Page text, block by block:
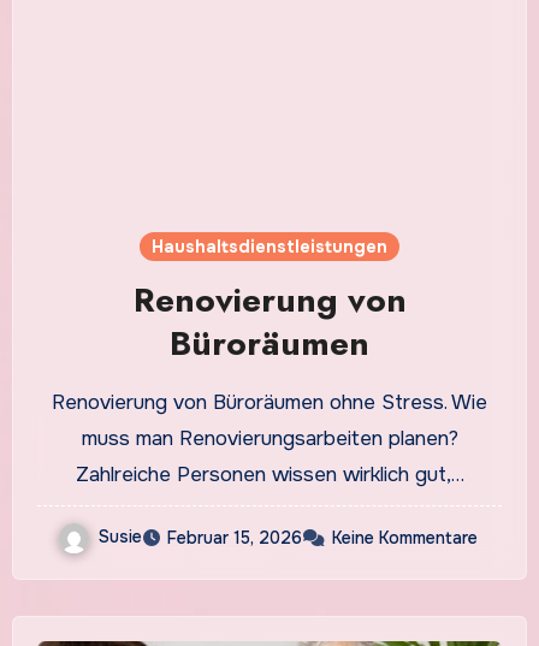
Haushaltsdienstleistungen
Renovierung von
Büroräumen
Renovierung von Büroräumen ohne Stress. Wie
muss man Renovierungsarbeiten planen?
Zahlreiche Personen wissen wirklich gut,…
Susie Februar 15, 2026 Keine Kommentare